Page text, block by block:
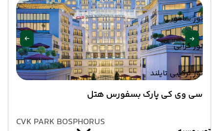
تور سامویی
تور کرابی
تور ترکیبی تایلند
سی وی کی پارک بسفورس هتل
CVK PARK BOSPHORUS